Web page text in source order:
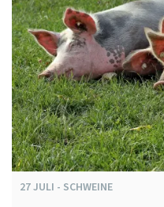
27JULI - SCHWEINE